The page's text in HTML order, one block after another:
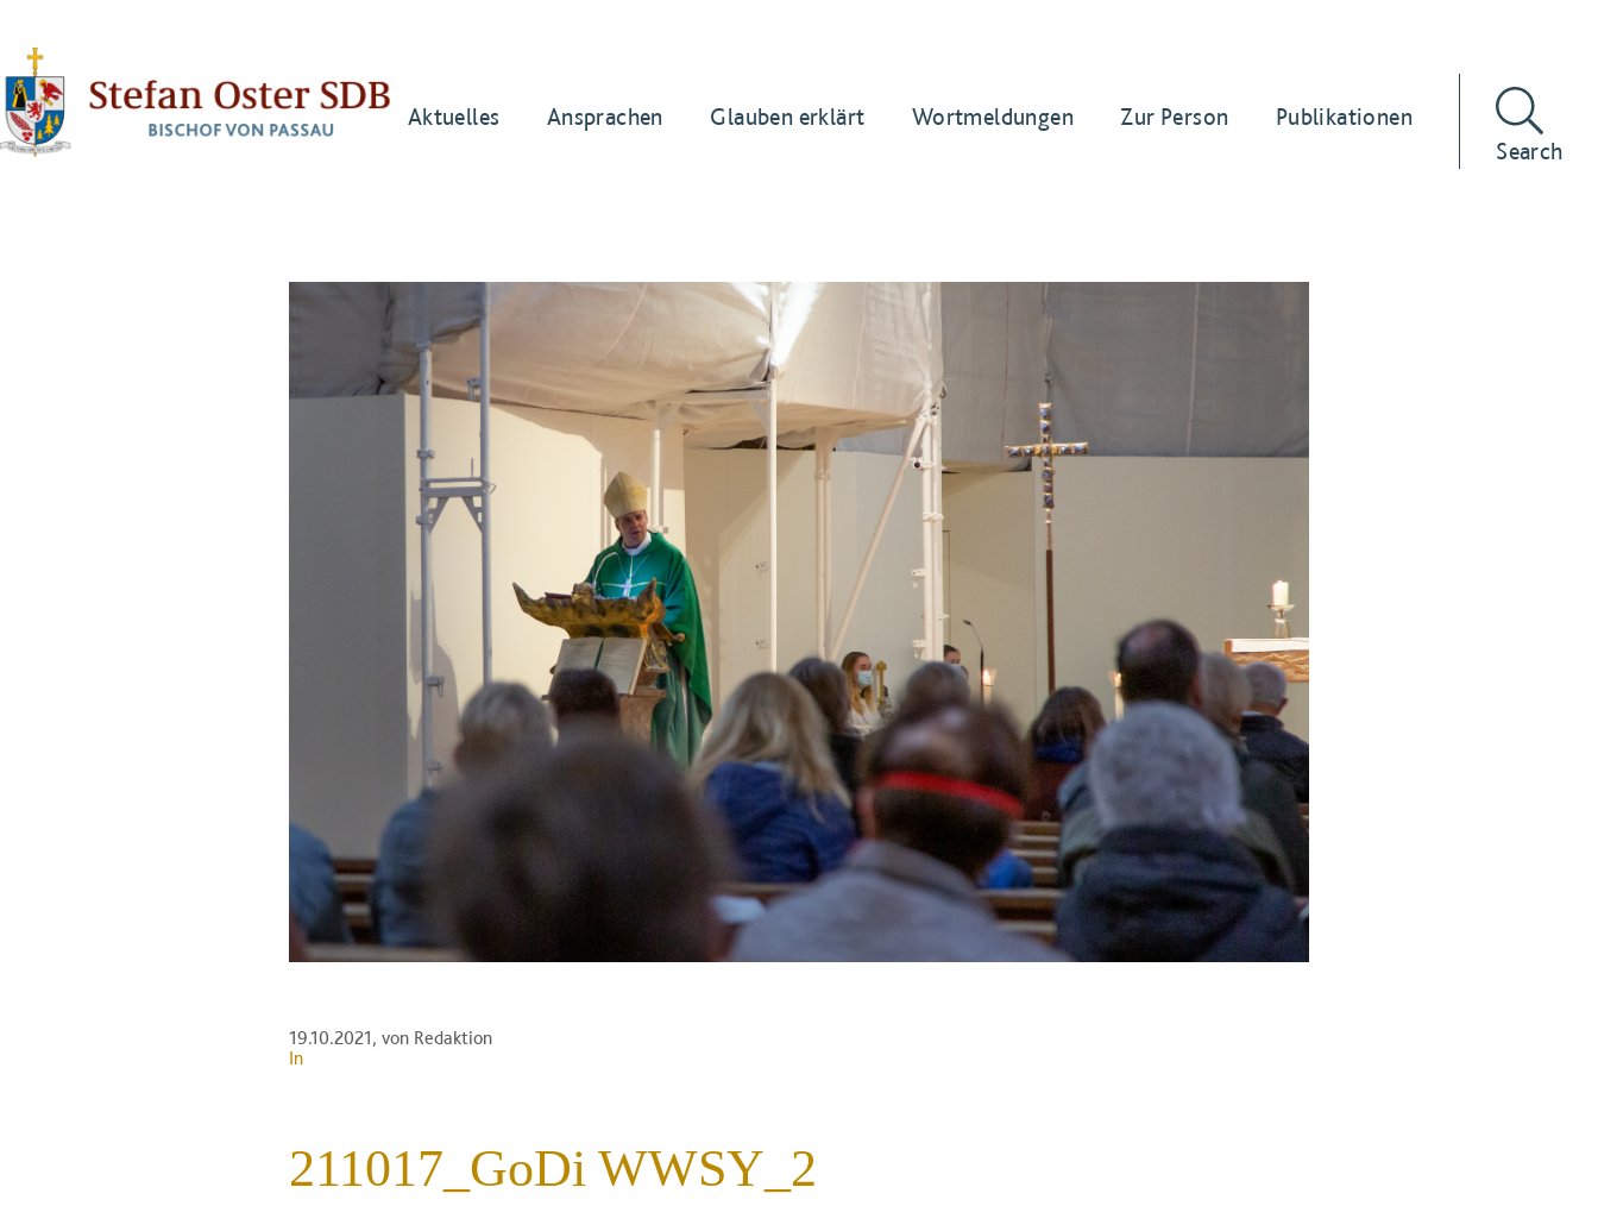
Aktuelles Ansprachen Glauben erklärt Wortmeldungen Zur Person
Publikationen
Search
19.10.2021, von Redaktion
In
211017_GoDi WWSY_2